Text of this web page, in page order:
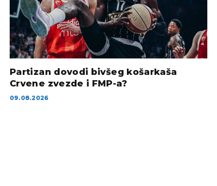
Partizan dovodi bivšeg košarkaša
Crvene zvezde i FMP-a?
09.08.2026